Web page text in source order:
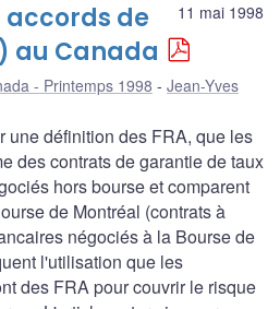
11 mai 1998
accords de
au Canada
- Printemps 1998
Jean-Yves
une définition des FRA, que les
des contrats de garantie de taux
hors bourse et comparent
de Montréal (contrats à
négociés à la Bourse de
l'utilisation que les
des FRA pour couvrir le risque